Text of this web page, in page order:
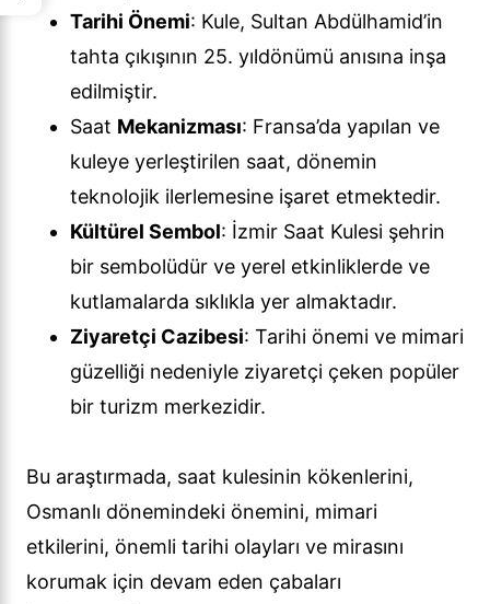
Tarihi Önemi: Kule, Sultan Abdülhamid’in
tahta çıkışının 25. yıldönümü anısına inşa
edilmiştir.
Saat Mekanizması: Fransa’da yapılan ve
kuleye yerleştirilen saat, dönemin
teknolojik ilerlemesine işaret etmektedir.
Kültürel Sembol: İzmir Saat Kulesi şehrin
bir sembolüdür ve yerel etkinliklerde ve
kutlamalarda sıklıkla yer almaktadır.
Ziyaretçi Cazibesi: Tarihi önemi ve mimari
güzelliği nedeniyle ziyaretçi çeken popüler
bir turizm merkezidir.
Bu araştırmada, saat kulesinin kökenlerini,
Osmanlı dönemindeki önemini, mimari
etkilerini, önemli tarihi olayları ve mirasını
korumak için devam eden çabaları